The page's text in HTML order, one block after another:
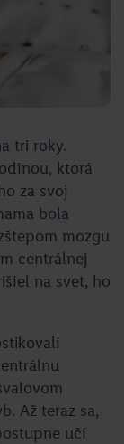
tri roky.
ktorá
za svoj
bola
mozgu
centrálnej
na svet, ho
Až teraz sa,
učí